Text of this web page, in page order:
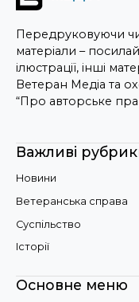
Передруковуючи
матеріали –
ілюстрації, інші
Ветеран Медіа та
“Про авторське
Важливі
Новини
Ветеранська справа
Суспільство
Історії
Основне меню